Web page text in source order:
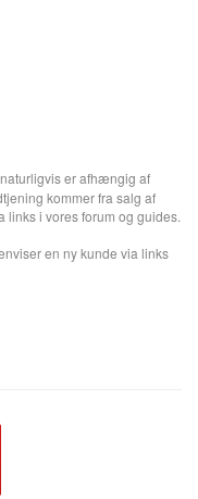
er afhængig af
kommer fra salg af
links i vores forum og guides.
en ny kunde via links